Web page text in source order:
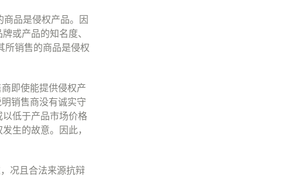
品是侵权产品。因
或产品的知名度、
所销售的商品是侵权
即使能提供侵权产
销售商没有诚实守
低于产品市场价格
生的故意。因此，
况且合法来源抗辩